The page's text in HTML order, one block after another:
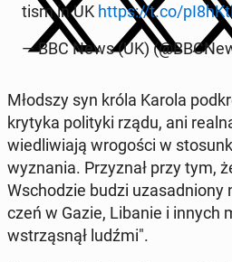
tism in UK https://t.co/
— BBC News (UK)
Młodszy syn króla Karola
krytyka po­li­ty­ki rządu, ani
wie­dli­wia­ją wro­go­ści w
wy­zna­nia. Przy­znał przy tym,
Wscho­dzie budzi
czeń w Gazie, Libanie i innych
wstrzą­snął ludźmi".